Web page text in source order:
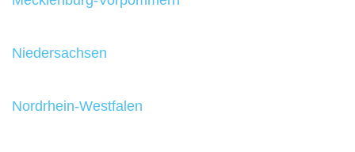
Niedersachsen
Nordrhein-Westfalen